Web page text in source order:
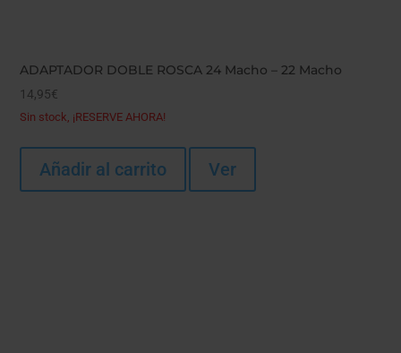
ADAPTADOR DOBLE ROSCA 24 Macho – 22 Macho
14,95€
Sin stock, ¡RESERVE AHORA!
Añadir al carrito Ver